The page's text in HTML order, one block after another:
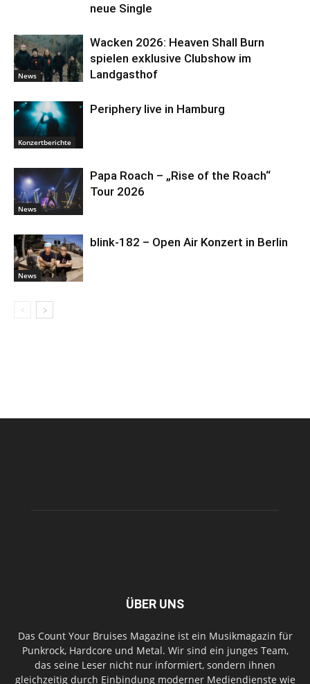
neue Single
News
Wacken 2026: Heaven Shall Burn
spielen exklusive Clubshow im
Landgasthof
Konzertberichte
Periphery live in Hamburg
News
Papa Roach – „Rise of the Roach“
Tour 2026
News
blink-182 – Open Air Konzert in Berlin
ÜBER UNS
Das Count Your Bruises Magazine ist ein Musikmagazin für
Punkrock, Hardcore und Metal. Wir sind ein junges Team,
das seine Leser nicht nur informiert, sondern ihnen
gleichzeitig durch Einbindung moderner Mediendienste wie